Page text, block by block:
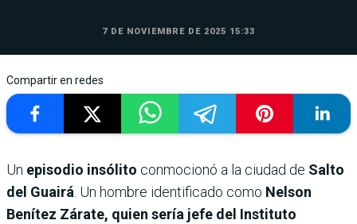
7 DE NOVIEMBRE DE 2025 15:33
Compartir en redes
Un episodio insólito conmocionó a la ciudad de Salto
del Guairá . Un hombre identificado como Nelson
Benítez Zárate, quien sería jefe del Instituto